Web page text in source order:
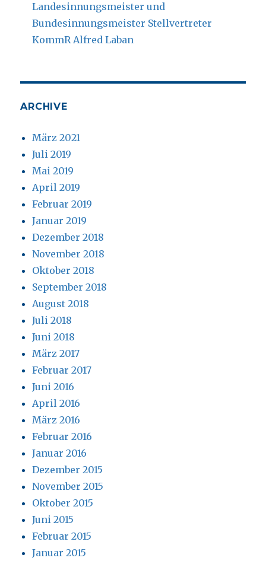
Landesinnungsmeister und
Bundesinnungsmeister Stellvertreter
KommR Alfred Laban
ARCHIVE
März 2021
Juli 2019
Mai 2019
April 2019
Februar 2019
Januar 2019
Dezember 2018
November 2018
Oktober 2018
September 2018
August 2018
Juli 2018
Juni 2018
März 2017
Februar 2017
Juni 2016
April 2016
März 2016
Februar 2016
Januar 2016
Dezember 2015
November 2015
Oktober 2015
Juni 2015
Februar 2015
Januar 2015